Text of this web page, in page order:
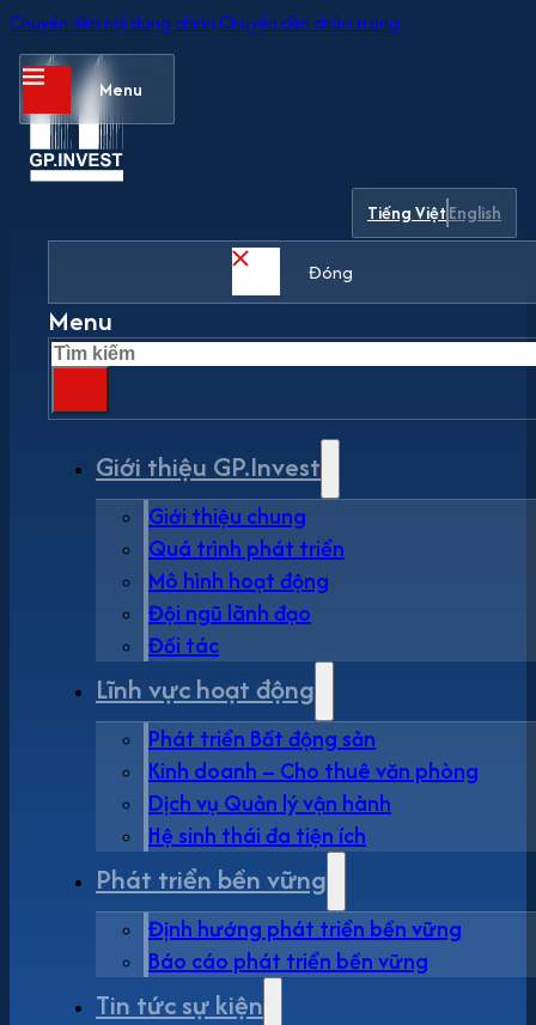
Chuyển đến nội dung chính Chuyển đến chân trang
Menu
Tiếng ViệtEnglish
Đóng
Menu
Tìm
kiếm
Giới thiệu GP.Invest
Giới thiệu chung
Quá trình phát triển
Mô hình hoạt động
Đội ngũ lãnh đạo
Đối tác
Lĩnh vực hoạt động
Phát triển Bất động sản
Kinh doanh – Cho thuê văn phòng
Dịch vụ Quản lý vận hành
Hệ sinh thái đa tiện ích
Phát triển bền vững
Định hướng phát triển bền vững
Báo cáo phát triển bền vững
Tin tức sự kiện